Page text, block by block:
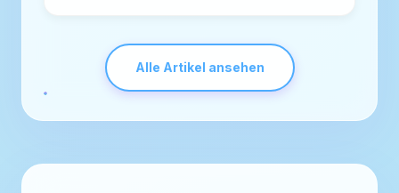
Alle Artikel ansehen